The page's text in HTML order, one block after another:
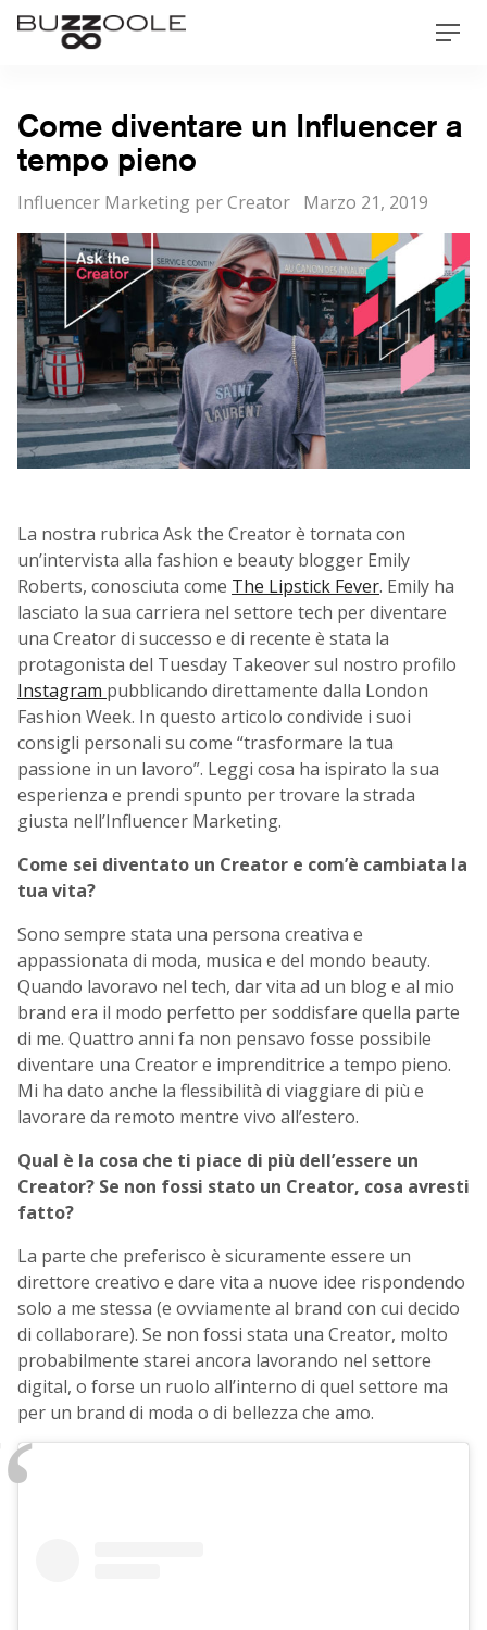
Skip
Buzzoole
Come diventare un Influencer a
tempo pieno
Categorie
Influencer Marketing per Creator Posted
on
Marzo 21, 2019
La nostra rubrica Ask the Creator è tornata con
un’intervista alla fashion e beauty blogger Emily
Roberts, conosciuta come The Lipstick Fever. Emily ha
lasciato la sua carriera nel settore tech per diventare
una Creator di successo e di recente è stata la
protagonista del Tuesday Takeover sul nostro profilo
Instagram pubblicando direttamente dalla London
Fashion Week. In questo articolo condivide i suoi
consigli personali su come “trasformare la tua
passione in un lavoro”. Leggi cosa ha ispirato la sua
esperienza e prendi spunto per trovare la strada
giusta nell’Influencer Marketing.
Come sei diventato un Creator e com’è cambiata la
tua vita?
Sono sempre stata una persona creativa e
appassionata di moda, musica e del mondo beauty.
Quando lavoravo nel tech, dar vita ad un blog e al mio
brand era il modo perfetto per soddisfare quella parte
di me. Quattro anni fa non pensavo fosse possibile
diventare una Creator e imprenditrice a tempo pieno.
Mi ha dato anche la flessibilità di viaggiare di più e
lavorare da remoto mentre vivo all’estero.
Qual è la cosa che ti piace di più dell’essere un
Creator? Se non fossi stato un Creator, cosa avresti
fatto?
La parte che preferisco è sicuramente essere un
direttore creativo e dare vita a nuove idee rispondendo
solo a me stessa (e ovviamente al brand con cui decido
di collaborare). Se non fossi stata una Creator, molto
probabilmente starei ancora lavorando nel settore
digital, o forse un ruolo all’interno di quel settore ma
per un brand di moda o di bellezza che amo.